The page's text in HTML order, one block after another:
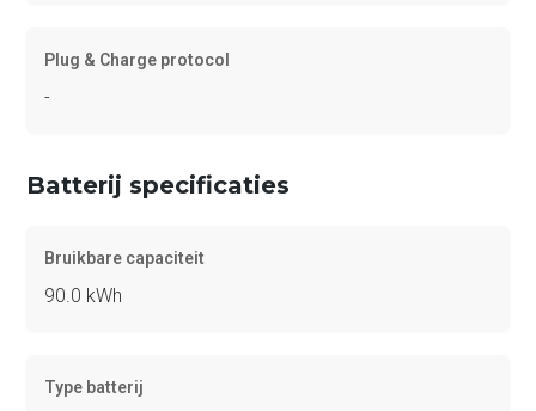
Plug & Charge protocol
-
Batterij specificaties
Bruikbare capaciteit
90.0 kWh
Type batterij